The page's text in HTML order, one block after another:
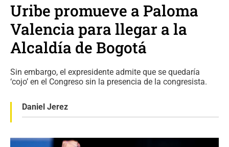
Uribe promueve a Paloma
Valencia para llegar a la
Alcaldía de Bogotá
Sin embargo, el expresidente admite que se quedaría
‘cojo’ en el Congreso sin la presencia de la congresista.
Daniel Jerez